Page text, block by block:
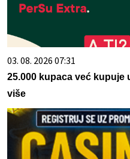
03. 08. 2026 07:31
25.000 kupaca već kupuje
više